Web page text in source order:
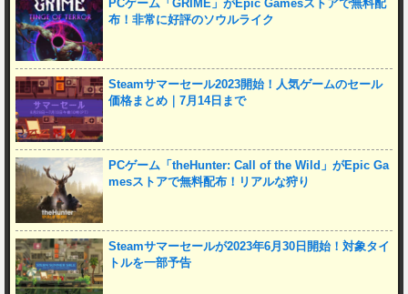
PCゲーム「GRIME」がEpic Gamesストアで無料配
布！非常に好評のソウルライク
Steamサマーセール2023開始！人気ゲームのセール
価格まとめ｜7月14日まで
PCゲーム「theHunter: Call of the Wild」がEpic Ga
mesストアで無料配布！リアルな狩り
Steamサマーセールが2023年6月30日開始！対象タイ
トルを一部予告